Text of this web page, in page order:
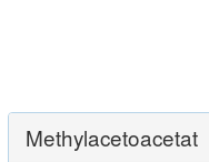
Methylacetoacetat